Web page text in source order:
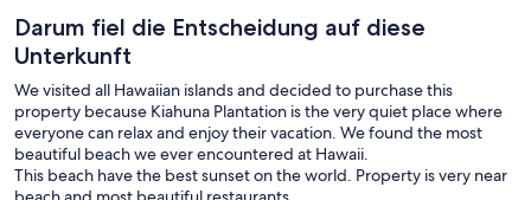
Darum fiel die Entscheidung auf diese
Unterkunft
We visited all Hawaiian islands and decided to purchase this
property because Kiahuna Plantation is the very quiet place where
everyone can relax and enjoy their vacation. We found the most
beautiful beach we ever encountered at Hawaii.
This beach have the best sunset on the world. Property is very near